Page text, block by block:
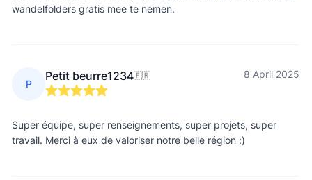
wandelfolders gratis mee te nemen.
P
Petit beurre1234🇫🇷 8 April 2025
Super équipe, super renseignements, super projets, super
travail. Merci à eux de valoriser notre belle région :)